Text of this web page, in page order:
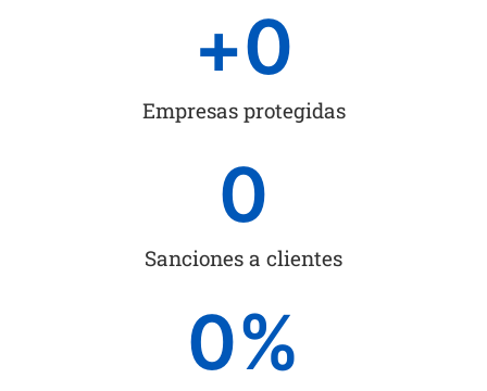
Empresas protegidas
+0
Sanciones a clientes
0
0%